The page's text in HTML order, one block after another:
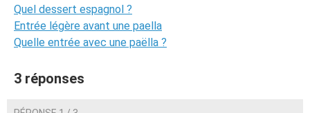
Quel dessert espagnol ?
Entrée légère avant une paella
Quelle entrée avec une paëlla ?
3 réponses